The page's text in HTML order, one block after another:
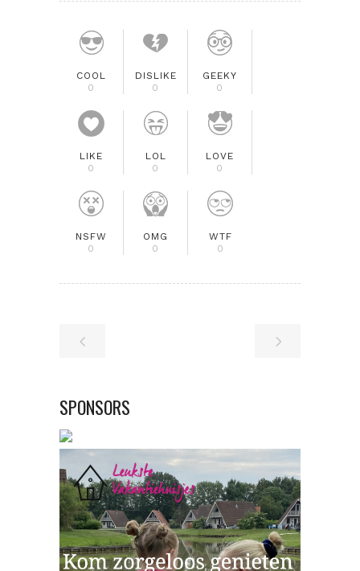
COOL
0
DISLIKE
0
GEEKY
0
LIKE
0
LOL
0
LOVE
0
NSFW
0
OMG
0
WTF
0
SPONSORS